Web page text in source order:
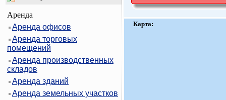
Аренда
Аренда офисов
Аренда торговых
помещений
Аренда производственных
складов
Аренда зданий
Аренда земельных участков
Карта: